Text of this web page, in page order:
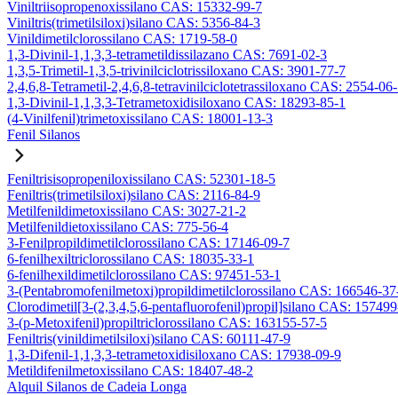
Viniltriisopropenoxissilano CAS: 15332-99-7
Viniltris(trimetilsiloxi)silano CAS: 5356-84-3
Vinildimetilclorossilano CAS: 1719-58-0
1,3-Divinil-1,1,3,3-tetrametildissilazano CAS: 7691-02-3
1,3,5-Trimetil-1,3,5-trivinilciclotrissiloxano CAS: 3901-77-7
2,4,6,8-Tetrametil-2,4,6,8-tetravinilciclotetrassiloxano CAS: 2554-
1,3-Divinil-1,1,3,3-Tetrametoxidisiloxano CAS: 18293-85-1
(4-Vinilfenil)trimetoxissilano CAS: 18001-13-3
Fenil Silanos
Feniltrisisopropeniloxissilano CAS: 52301-18-5
Feniltris(trimetilsiloxi)silano CAS: 2116-84-9
Metilfenildimetoxissilano CAS: 3027-21-2
Metilfenildietoxissilano CAS: 775-56-4
3-Fenilpropildimetilclorossilano CAS: 17146-09-7
6-fenilhexiltriclorossilano CAS: 18035-33-1
6-fenilhexildimetilclorossilano CAS: 97451-53-1
3-(Pentabromofenilmetoxi)propildimetilclorossilano CAS: 166546-
Clorodimetil[3-(2,3,4,5,6-pentafluorofenil)propil]silano CAS:
3-(p-Metoxifenil)propiltriclorossilano CAS: 163155-57-5
Feniltris(vinildimetilsiloxi)silano CAS: 60111-47-9
1,3-Difenil-1,1,3,3-tetrametoxidisiloxano CAS: 17938-09-9
Metildifenilmetoxissilano CAS: 18407-48-2
Alquil Silanos de Cadeia Longa